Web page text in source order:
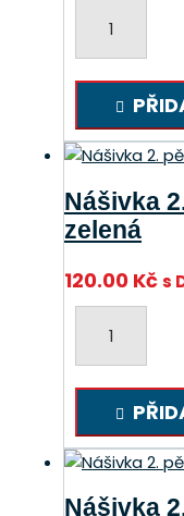
pěší
divize
Army
barevná
množství
Nášivka
zelená
120.00 Kčs
pěší
divize
Army
zelená
množství
Nášivka